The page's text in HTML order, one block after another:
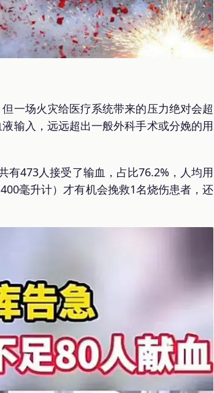
一场火灾给医疗系统带来的压力绝对会超
输入，远远超出一般外科手术或分娩的用
有473人接受了输血，占比76.2%，人均用
毫升计）才有机会挽救1名烧伤患者，还